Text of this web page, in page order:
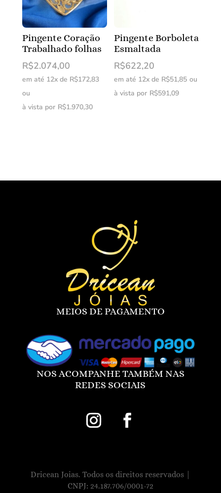
Pingente Coração
Trabalhado folhas
R$2.074,00
em até 12x de R$172,83
ou
à vista por R$1.970,30
Pingente Borboleta
Esmaltada
R$622,20
em até 12x de R$51,85 ou
à vista por R$591,09
MEIOS DE PAGAMENTO
NOS ACOMPANHE TAMBÉM NAS
REDES SOCIAIS
Dricean Joias. Todos os direitos reservados |
CNPJ: 24.187.706/0001-72